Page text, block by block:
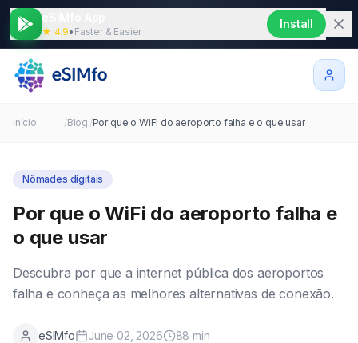
★ 4.9• Faster & Easier
Install
Início /Blog /Por que o WiFi do aeroporto falha e o que usar
Nômades digitais
Por que o WiFi do aeroporto falha e
o que usar
Descubra por que a internet pública dos aeroportos
falha e conheça as melhores alternativas de conexão.
eSIMfo June 02, 2026 88 min